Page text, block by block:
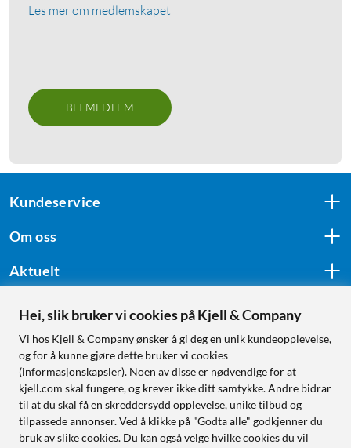
Les mer om medlemskapet
BLI MEDLEM
Kundeservice
Om oss
Aktuelt
Følg oss
Handle fra:
Sverige
Norge
Hei, slik bruker vi cookies på Kjell & Company
Vi hos Kjell & Company ønsker å gi deg en unik kundeopplevelse,
og for å kunne gjøre dette bruker vi cookies
(informasjonskapsler). Noen av disse er nødvendige for at
kjell.com skal fungere, og krever ikke ditt samtykke. Andre bidrar
til at du skal få en skreddersydd opplevelse, unike tilbud og
tilpassede annonser. Ved å klikke på "Godta alle" godkjenner du
bruk av slike cookies. Du kan også velge hvilke cookies du vil